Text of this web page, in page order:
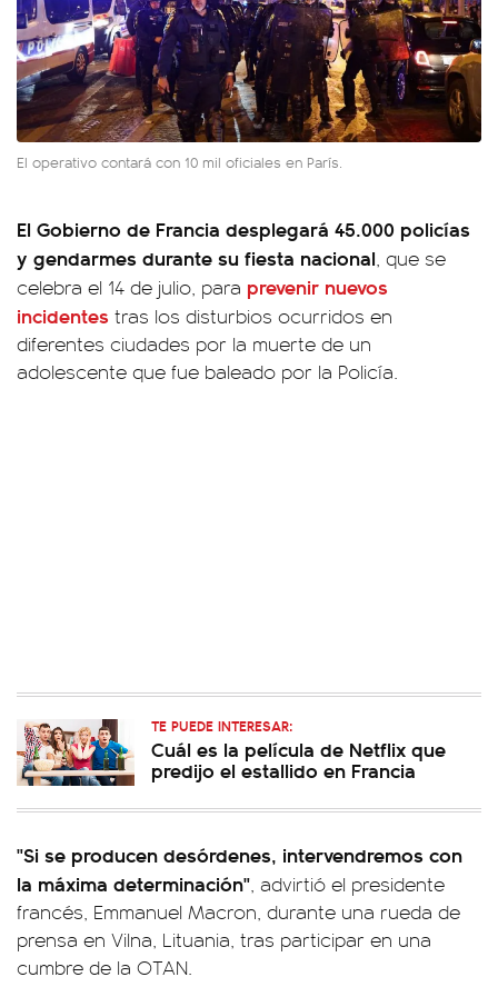
El operativo contará con 10 mil oficiales en París.
El Gobierno de Francia desplegará 45.000 policías
y gendarmes durante su fiesta nacional, que se
celebra el 14 de julio, para prevenir nuevos
incidentes tras los disturbios ocurridos en
diferentes ciudades por la muerte de un
adolescente que fue baleado por la Policía.
TE PUEDE INTERESAR:
Cuál es la película de Netflix que
predijo el estallido en Francia
"Si se producen desórdenes, intervendremos con
la máxima determinación", advirtió el presidente
francés, Emmanuel Macron, durante una rueda de
prensa en Vilna, Lituania, tras participar en una
cumbre de la OTAN.